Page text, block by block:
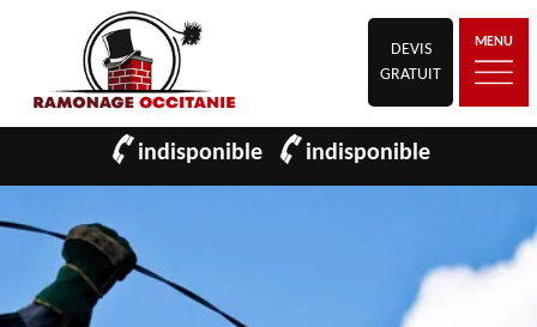
DEVIS
GRATUIT
MENU
indisponible indisponible